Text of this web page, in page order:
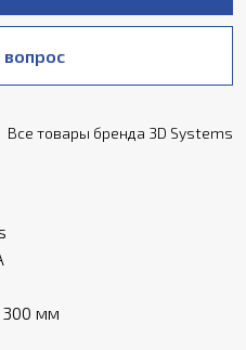
вопрос
Все товары бренда 3D Systems
300 мм